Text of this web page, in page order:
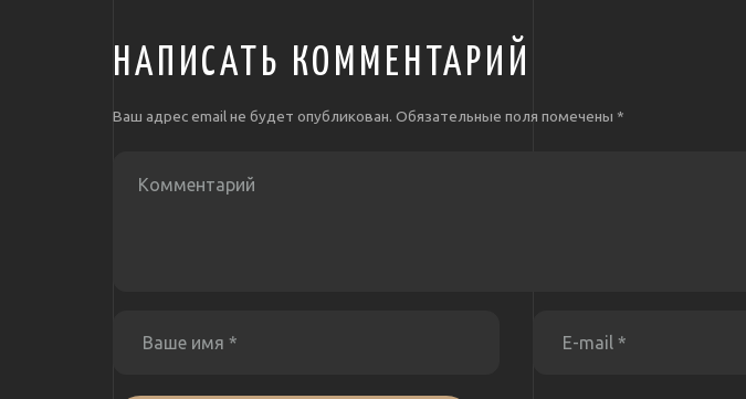
НАПИСАТЬ КОММЕНТАРИЙ
Ваш адрес email не будет опубликован. Обязательные поля помечены *